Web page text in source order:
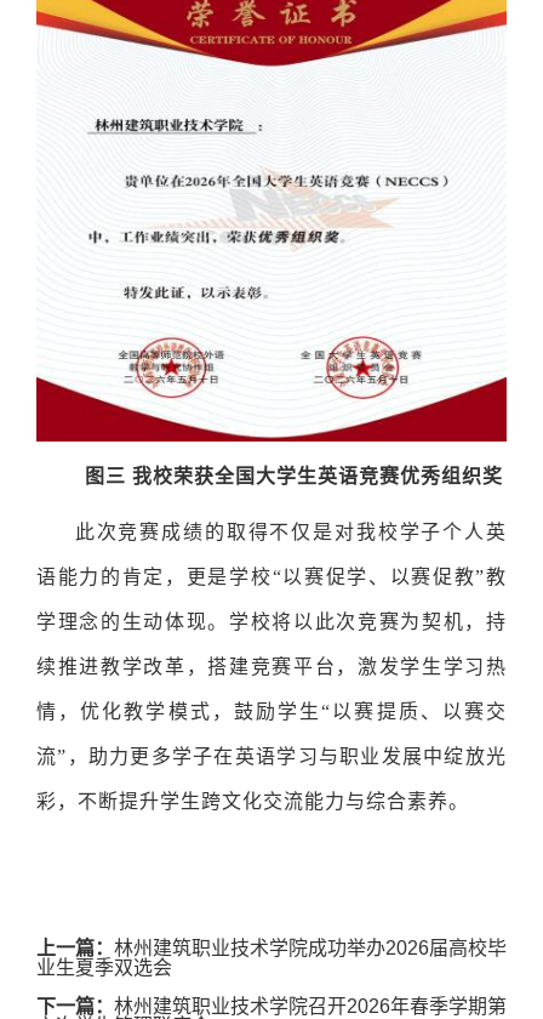
图三 我校荣获全国大学生英语竞赛优秀组织奖
此次竞赛成绩的取得不仅是对我校学子个人英
语能力的肯定，更是学校“以赛促学、以赛促教”教
学理念的生动体现。学校将以此次竞赛为契机，持
续推进教学改革，搭建竞赛平台，激发学生学习热
情，优化教学模式，鼓励学生“以赛提质、以赛交
流”，助力更多学子在英语学习与职业发展中绽放光
彩，不断提升学生跨文化交流能力与综合素养。
上一篇： 林州建筑职业技术学院成功举办2026届高校毕
业生夏季双选会
下一篇： 林州建筑职业技术学院召开2026年春季学期第